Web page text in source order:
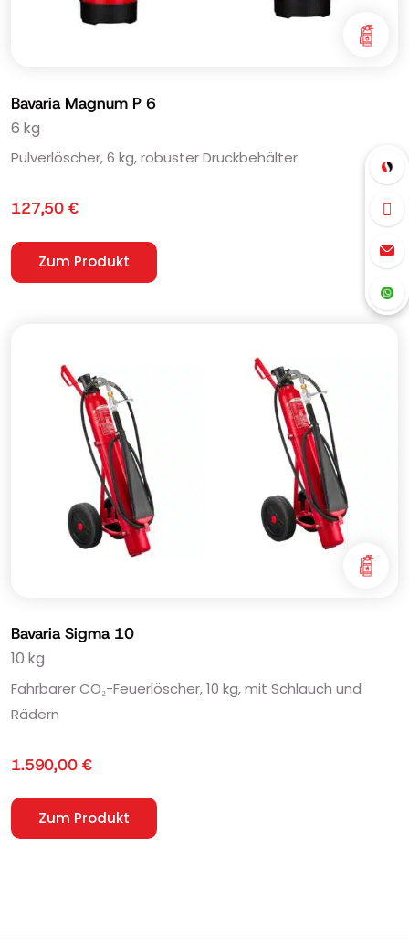
Bavaria Magnum P 6
6 kg
Pulverlöscher, 6 kg, robuster Druckbehälter
127,50 €
Zum Produkt
Bavaria Sigma 10
10 kg
Fahrbarer CO₂-Feuerlöscher, 10 kg, mit Schlauch und
Rädern
1.590,00 €
Zum Produkt